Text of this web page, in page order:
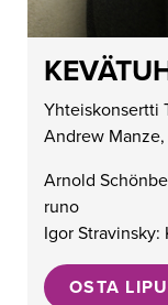
Yhteiskonsertti
Andrew
Arnold
runo
Igor Stravinsky:
OSTA